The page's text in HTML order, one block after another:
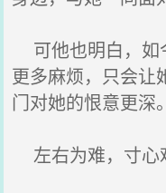
可他也明白，如
更多麻烦，只会让
门对她的恨意更深。
左右为难，寸心